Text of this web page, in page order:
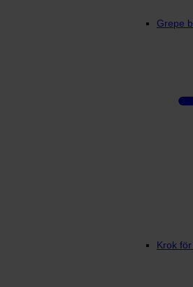
Grepe
Krok